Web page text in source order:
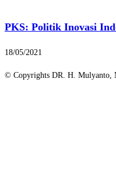
PKS: Politik Inovasi
18/05/2021
© Copyrights DR. H. Mulyanto,